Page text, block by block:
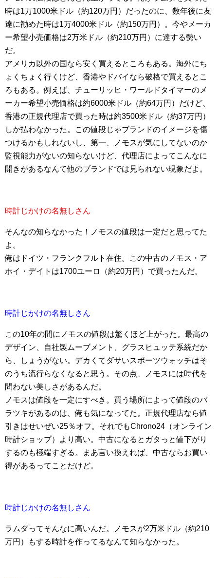
時は1万1000米ドル（約120万円）だったのに、数年後に友
達に勧めた時は1万4000米ドル（約150万円）。今やメーカ
ー希望小売価格は2万米ドル（約210万円）に達する勢い
だ。
アメリカ以外の国なら安く買えるところもある。海外にち
ょくちょく行くけど、香港やドバイなら破格で買えるとこ
ろもある。例えば、チューリッヒ・ワールドタイマーのメ
ーカー希望小売価格は約6000米ドル（約64万円）だけど、
香港の正規代理店で買った時は約3500米ドル（約37万円）
しか払わなかった。この値段じゃブランドのイメージを傷
つけるかもしれないし、第一、ノモスが気にしてないのか
監視能力がないの知らないけど、代理店によってこんなに
開きがあるなんて他のブランドでは見られない現象だよ。
時計じかけの名無しさん
そんなの知らなかった！ノモスの値段は一定だと思ってた
よ。
俺はドイツ・フランクフルト在住。この中古のノモス・ア
ホイ・デイトは1700ユーロ（約20万円）で買ったんだ。
時計じかけの名無しさん
この10年の間にノモスの値段は驚くほど上がった。最高の
デザイン、自社製ムーブメント、グラスヒュッテ系統だか
ら、しょうがない。デカくてダサいスポーツウォッチはそ
のうち流行らなくなると思う。その点、ノモスには時代を
問わない美しさがあるんだ。
ノモスは値段を一定にすべき。買う場所によって値段のバ
ラツキがあるのは、俺も気になってた。正規代理店なら値
引きはせいぜい25％オフ。それでもChrono24（オンライン
時計ショップ）より高い。中古になるとガタっと値下がり
するのも極端すぎる。まあ言い換えれば、中古ならお買い
得があるってことだけど。
時計じかけの名無しさん
ラムダってそんなに高いんだ。ノモスが2万米ドル（約210
万円）もする時計を作ってるなんて知らなかった。